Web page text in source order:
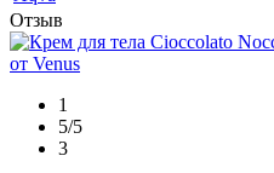
Отзыв
1
5/5
3